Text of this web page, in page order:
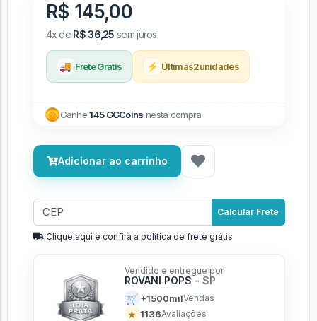
R$ 145,00
4x de R$ 36,25 sem juros
🚚 Frete Grátis ⚡ Últimas2unidades
Ganhe145 GGCoins nesta compra
Adicionar ao carrinho
Calcular Frete
Clique aqui e confira a politíca de frete grátis
Vendido e entregue por
ROVANI POPS - SP
🛒 +1500milVendas
★ 1136Avaliações